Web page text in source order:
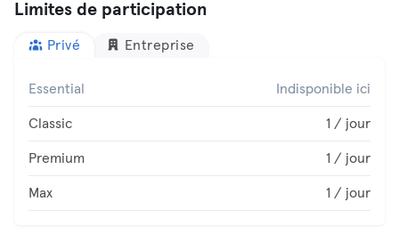
Limites de participation
Privé Entreprise
Essential Indisponible ici
Classic 1 / jour
Premium 1 / jour
Max 1 / jour